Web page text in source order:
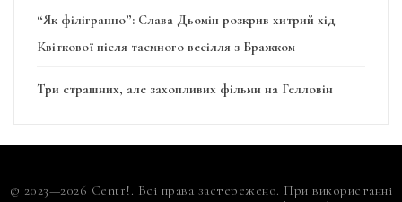
“Як філігранно”: Слава Дьомін розкрив хитрий хід
Квіткової після таємного весілля з Бражком
Три страшних, але захопливих фільми на Гелловін
© 2023—2026 Centr!. Всі права застережено. При використанні